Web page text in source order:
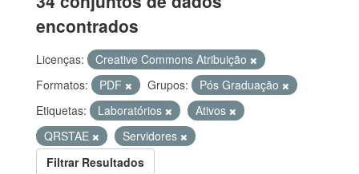
encontrados
Licenças:
Creative Commons Atribuição
Formatos:
PDF Grupos:
Pós Graduação
Etiquetas:
Laboratórios
Ativos
QRSTAE
Servidores
Filtrar Resultados